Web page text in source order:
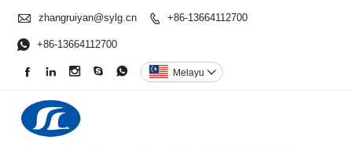
 zhangruiyan@sylg.cn  +86-13664112700
 +86-13664112700
     Melayu 